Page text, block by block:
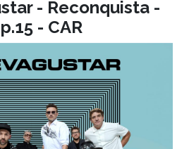
- Reconquista -
- CAR